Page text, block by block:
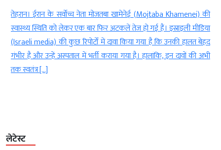
तेहरान। ईरान के सर्वोच्च नेता मोजतबा खामेनेई (Mojtaba Khamenei) की
स्वास्थ्य स्थिति को लेकर एक बार फिर अटकलें तेज हो गई हैं। इस्राइली मीडिया
(Israeli media) की कुछ रिपोर्टों में दावा किया गया है कि उनकी हालत बेहद
गंभीर है और उन्हें अस्पताल में भर्ती कराया गया है। हालांकि, इन दावों की अभी
तक स्वतंत्र […]
लेटेस्ट